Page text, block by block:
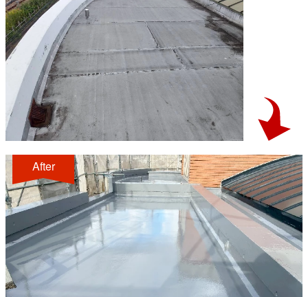
After